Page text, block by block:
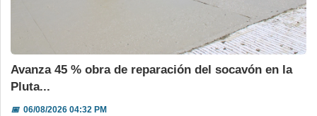
Avanza 45 % obra de reparación del socavón en la
Pluta...
📅06/08/2026 04:32 PM